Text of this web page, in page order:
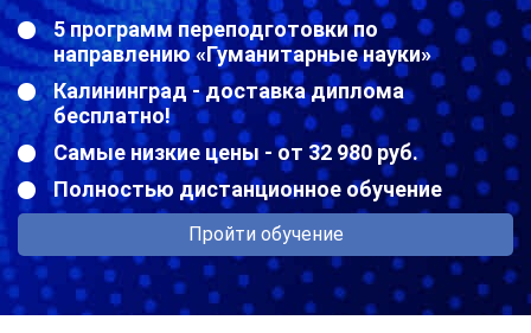
5 программ переподготовки по
направлению «Гуманитарные науки»
Калининград - доставка диплома
бесплатно!
Самые низкие цены - от 32 980 руб.
Полностью дистанционное обучение
Пройти обучение